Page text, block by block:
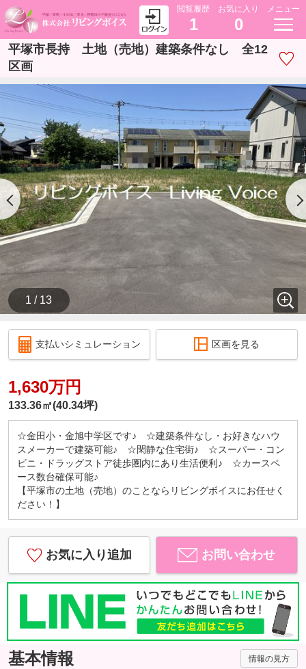
閲覧履歴
1
お気に入り
0
メニュー
平塚市長持 土地（売地）建築条件なし 全12
区画
1 / 13
支払いシミュレーション 区画を見る
1,630万円
133.36㎡(40.34坪)
☆金田小・金旭中学区です♪ ☆建築条件なし・お好きなハウ
スメーカーで建築可能♪ ☆閑静な住宅街♪ ☆スーパー・コン
ビニ・ドラッグストア徒歩圏内にあり生活便利♪ ☆カースペ
ース数台確保可能♪
【平塚市の土地（売地）のことならリビングボイスにお任せく
ださい！】
お気に入り追加 お問い合わせ
基本情報 情報の見方